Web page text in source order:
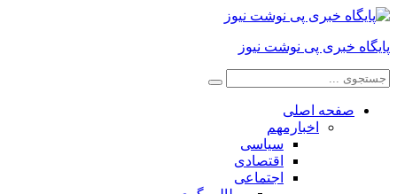
پایگاه خبری پی نوشت نیوز
صفحه اصلی
اخبارمهم
سیاسی
اقتصادی
اجتماعی